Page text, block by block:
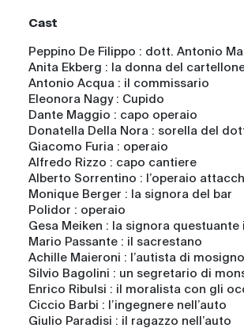
Cast
Peppino De Filippo : dott. Antonio
Anita Ekberg : la donna del
Antonio Acqua : il commissario
Eleonora Nagy : Cupido
Dante Maggio : capo operaio
Donatella Della Nora : sorella del
Giacomo Furia : operaio
Alfredo Rizzo : capo cantiere
Alberto Sorrentino : l’operaio
Monique Berger : la signora del bar
Polidor : operaio
Gesa Meiken : la signora questuante
Mario Passante : il sacrestano
Achille Maieroni : l’autista di
Silvio Bagolini : un segretario di
Enrico Ribulsi : il moralista con gli
Ciccio Barbi : l’ingegnere nell’auto
Giulio Paradisi : il ragazzo nell’auto